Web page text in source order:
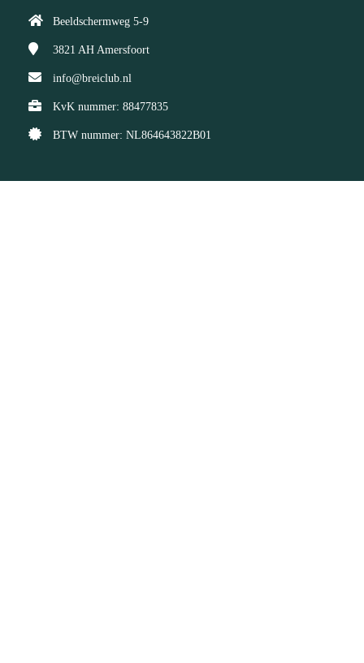
Beeldschermweg 5-9
3821 AH Amersfoort
info@breiclub.nl
KvK nummer: 88477835
BTW nummer: NL864643822B01